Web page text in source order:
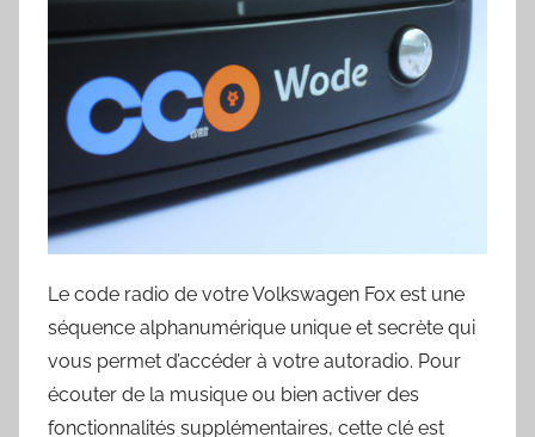
Le code radio de votre Volkswagen Fox est une
séquence alphanumérique unique et secrète qui
vous permet d’accéder à votre autoradio. Pour
écouter de la musique ou bien activer des
fonctionnalités supplémentaires, cette clé est